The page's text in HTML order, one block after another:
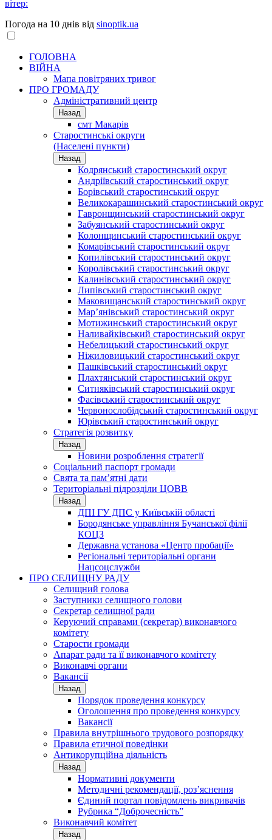
вітер:
Погода на 10 днів від sinoptik.ua
ГОЛОВНА
ВІЙНА
Мапа повітряних тривог
ПРО ГРОМАДУ
Aдміністративний центр
Назад
смт Макарів
Старостинські округи
(Населені пункти)
Назад
Кодрянський старостинський округ
Андріївський старостинський округ
Борівський старостинський округ
Великокарашинський старостинський округ
Гавронщинський старостинський округ
Забуянський старостинський округ
Колонщинський старостинський округ
Комарівський старостинський округ
Копилівський старостинський округ
Королівський старостинський округ
Калинівський старостинський округ
Липівський старостинський округ
Маковищанський старостинський округ
Мар’янівський старостинський округ
Мотижинський старостинський округ
Наливайківський старостинський округ
Небелицький старостинський округ
Ніжиловицький старостинський округ
Пашківський старостинський округ
Плахтянський старостинський округ
Ситняківський старостинський округ
Фасівський старостинський округ
Червонослобідський старостинський округ
Юрівський старостинський округ
Стратегія розвитку
Назад
Новини розроблення стратегії
Соціальний паспорт громади
Свята та пам’ятні дати
Територіальні підрозділи ЦОВВ
Назад
ДПІ ГУ ДПС у Київській області
Бородянське управління Бучанської філії
КОЦЗ
Державна установа «Центр пробації»
Регіональні територіальні органи
Нацсоцслужби
ПРО СЕЛИЩНУ РАДУ
Селищний голова
Заступники селищного голови
Секретар селищної ради
Керуючий справами (секретар) виконавчого
комітету
Старости громади
Апарат ради та її виконавчого комітету
Виконавчі органи
Вакансії
Назад
Порядок проведення конкурсу
Оголошення про проведення конкурсу
Вакансії
Правила внутрішнього трудового розпорядку
Правила етичної поведінки
Антикорупційна діяльність
Назад
Нормативні документи
Методичні рекомендації, роз’яснення
Єдиний портал повідомлень викривачів
Рубрика “Доброчесність”
Виконавчий комітет
Назад